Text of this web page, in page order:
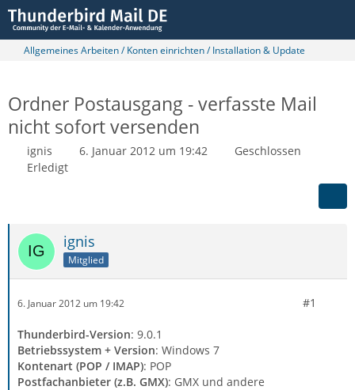
Allgemeines Arbeiten / Konten einrichten / Installation & Update
Ordner Postausgang - verfasste Mail
nicht sofort versenden
ignis 6. Januar 2012 um 19:42
Geschlossen
Erledigt
ignis
Mitglied
6. Januar 2012 um 19:42 #1
Thunderbird-Version: 9.0.1
Betriebssystem + Version: Windows 7
Kontenart (POP / IMAP): POP
Postfachanbieter (z.B. GMX): GMX und andere